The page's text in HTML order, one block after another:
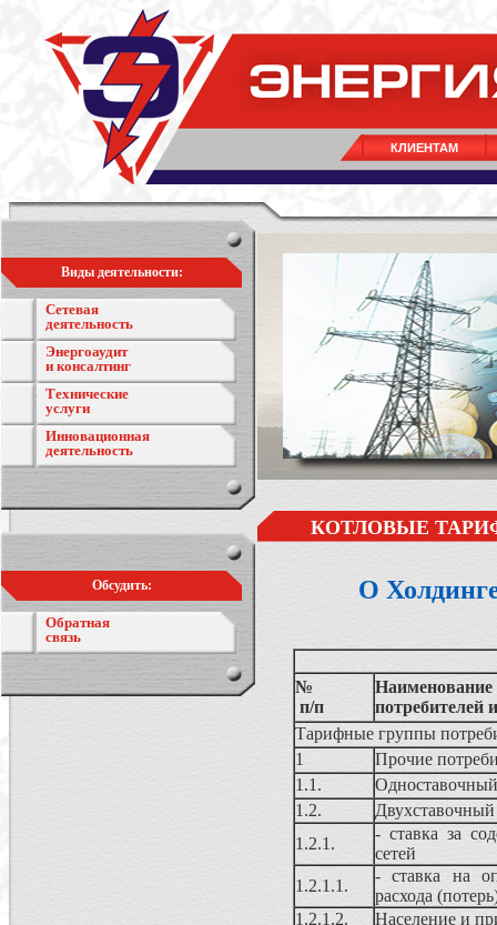
КЛИЕНТАМ
Виды деятельности:
Сетевая
деятельность
Энергоаудит
и консалтинг
Технические
услуги
Инновационная
деятельность
Обсудить:
Обратная
связь
КОТЛОВЫЕ
О
№
п/п
потребителей
Тарифные группы
1
Прочие
1.1.
1.2.
1.2.1.
- ставка за
сетей
1.2.1.1.
- ставка на
расхода
1.2.1.2.
Население и